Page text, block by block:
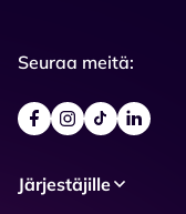
Seuraa meitä:
Järjestäjille